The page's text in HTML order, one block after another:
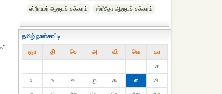
ஸ்ரீராமர் ஆரூடச் சக்கரம்
ஸ்ரீசீதா ஆரூடச் சக்கரம்
தமிழ் நாள்காட்டி
ஞா தி் செ அ வி வெ கா
௧
௨
௩ ௪ ௫ ௬ ௭
௮